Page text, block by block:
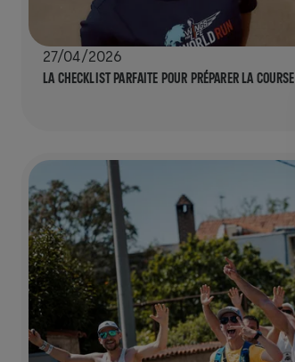
27/04/2026
LA CHECKLIST PARFAITE POUR PRÉPARER LA COURSE